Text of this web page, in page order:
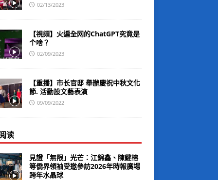
02/13/2023
【視頻】火遍全网的ChatGPT究竟是
个啥？
02/09/2023
【重播】市长官邸 舉辦慶祝中秋文化
節. 活動設文藝表演
09/09/2022
读
見證「無限」光芒：江錦鑫、陳鍵榕
等僑界領袖受邀參訪2026年時報廣場
跨年水晶球